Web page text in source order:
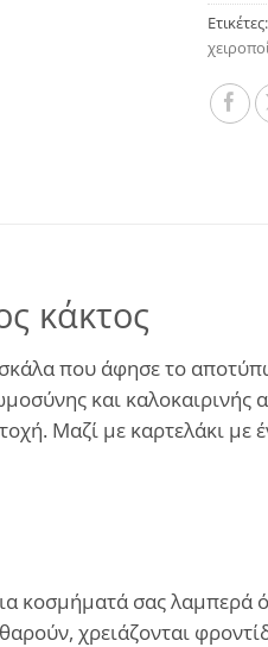
Ετικέτες:
κάκτος
που άφησε το
και
Μαζί με καρτελάκι
κοσμήματά σας
χρειάζονται